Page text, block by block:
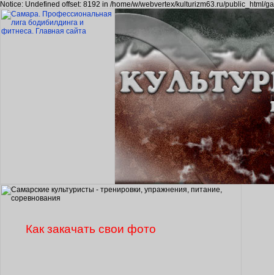
Notice: Undefined offset: 8192 in /home/w/webvertex/kulturizm63.ru/public_html/
Как закачать свои фото